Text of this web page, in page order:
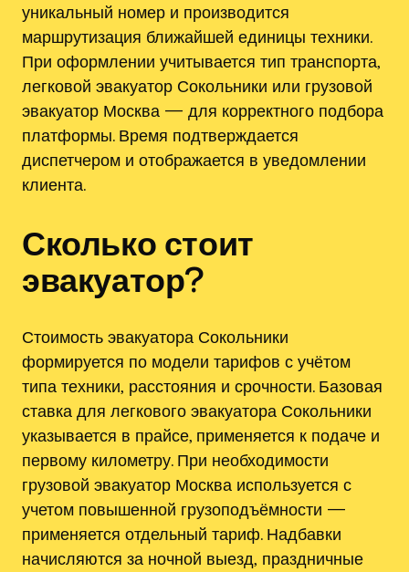
уникальный номер и производится
маршрутизация ближайшей единицы техники.
При оформлении учитывается тип транспорта,
легковой эвакуатор Сокольники или грузовой
эвакуатор Москва — для корректного подбора
платформы. Время подтверждается
диспетчером и отображается в уведомлении
клиента.
Сколько стоит
эвакуатор?
Стоимость эвакуатора Сокольники
формируется по модели тарифов с учётом
типа техники‚ расстояния и срочности. Базовая
ставка для легкового эвакуатора Сокольники
указывается в прайсе, применяется к подаче и
первому километру. При необходимости
грузовой эвакуатор Москва используется с
учетом повышенной грузоподъёмности —
применяется отдельный тариф. Надбавки
начисляются за ночной выезд‚ праздничные